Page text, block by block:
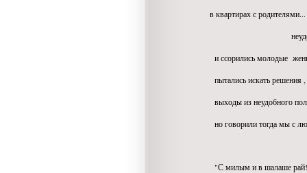
в квартирах с родителями...
неудобно ...
и ссорились молодые жены
пытались искать решения ,
выходы из неудобного
но говорили тогда мы с
"С милым и в шалаше